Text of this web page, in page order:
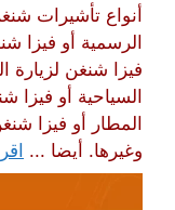
أنواع تأشيرات
الرسمية أو فيزا
فيزا شنغن لزيارة
السياحية أو فيزا
المطار أو فيزا
وغيرها. أيضا ...